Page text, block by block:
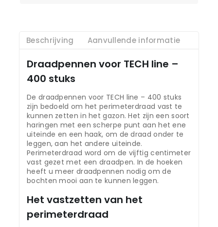
Beschrijving Aanvullende informatie
Draadpennen voor TECH line –
400 stuks
De draadpennen voor TECH line – 400 stuks
zijn bedoeld om het perimeterdraad vast te
kunnen zetten in het gazon. Het zijn een soort
haringen met een scherpe punt aan het ene
uiteinde en een haak, om de draad onder te
leggen, aan het andere uiteinde.
Perimeterdraad word om de vijftig centimeter
vast gezet met een draadpen. In de hoeken
heeft u meer draadpennen nodig om de
bochten mooi aan te kunnen leggen.
Het vastzetten van het
perimeterdraad